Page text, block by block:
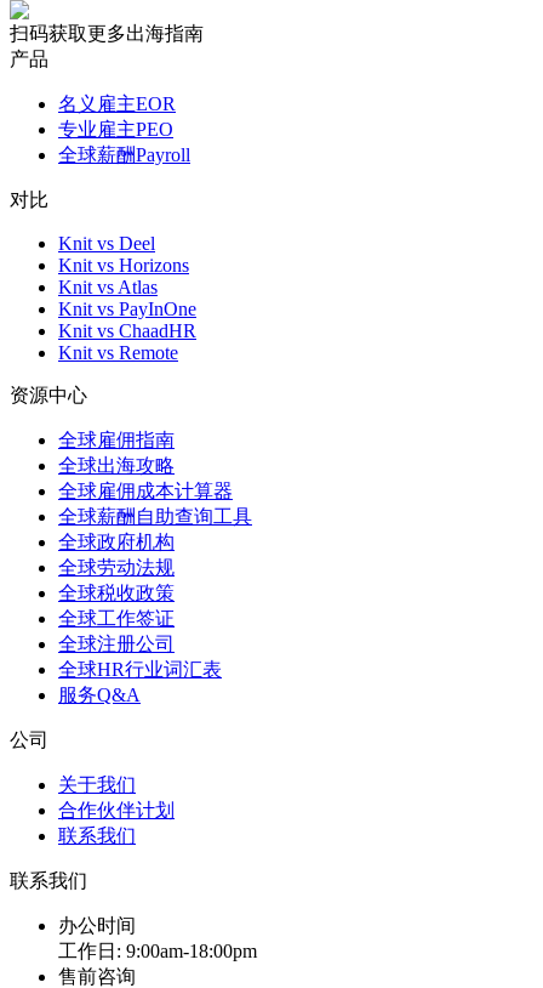
扫码获取更多出海指南
产品
名义雇主EOR
专业雇主PEO
全球薪酬Payroll
对比
Knit vs Deel
Knit vs Horizons
Knit vs Atlas
Knit vs PayInOne
Knit vs ChaadHR
Knit vs Remote
资源中心
全球雇佣指南
全球出海攻略
全球雇佣成本计算器
全球薪酬自助查询工具
全球政府机构
全球劳动法规
全球税收政策
全球工作签证
全球注册公司
全球HR行业词汇表
服务Q&A
公司
关于我们
合作伙伴计划
联系我们
联系我们
办公时间
工作日: 9:00am-18:00pm
售前咨询